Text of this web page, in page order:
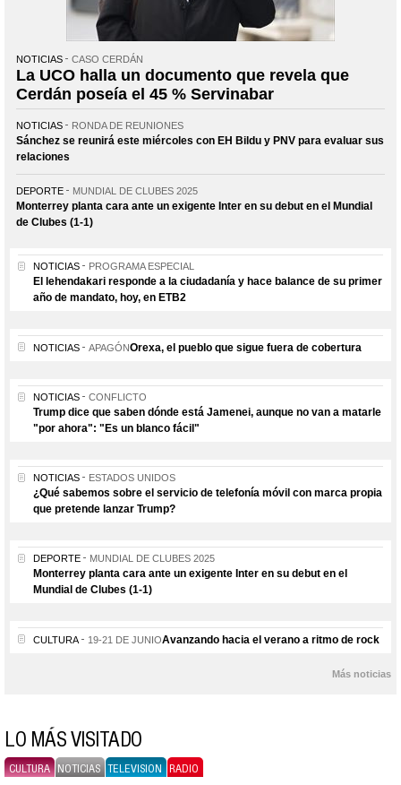
NOTICIAS CASO CERDÁN
La UCO halla un documento que revela que
Cerdán poseía el 45 % Servinabar
NOTICIAS RONDA DE REUNIONES
Sánchez se reunirá este miércoles con EH Bildu y PNV para evaluar sus
relaciones
DEPORTE MUNDIAL DE CLUBES 2025
Monterrey planta cara ante un exigente Inter en su debut en el Mundial
de Clubes (1-1)
NOTICIAS PROGRAMA ESPECIAL
El lehendakari responde a la ciudadanía y hace balance de su primer
año de mandato, hoy, en ETB2
NOTICIAS APAGÓNOrexa, el pueblo que sigue fuera de cobertura
NOTICIAS CONFLICTO
Trump dice que saben dónde está Jamenei, aunque no van a matarle
"por ahora": "Es un blanco fácil"
NOTICIAS ESTADOS UNIDOS
¿Qué sabemos sobre el servicio de telefonía móvil con marca propia
que pretende lanzar Trump?
DEPORTE MUNDIAL DE CLUBES 2025
Monterrey planta cara ante un exigente Inter en su debut en el
Mundial de Clubes (1-1)
CULTURA 19-21 DE JUNIOAvanzando hacia el verano a ritmo de rock
Más noticias
LO MÁS VISITADO
CULTURA NOTICIAS TELEVISION RADIO